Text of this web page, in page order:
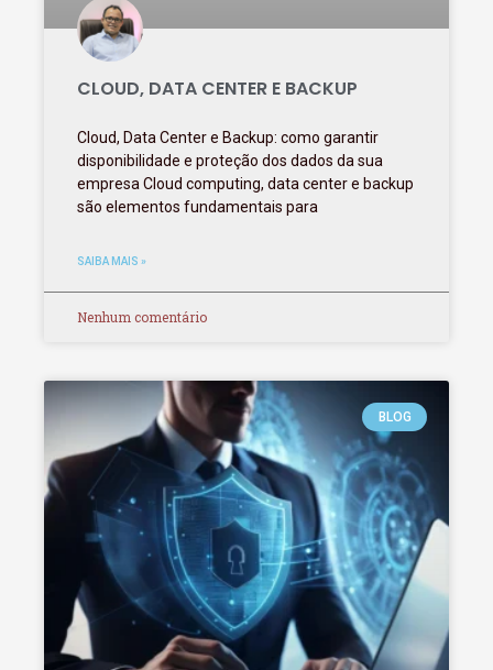
CLOUD, DATA CENTER E BACKUP
Cloud, Data Center e Backup: como garantir
disponibilidade e proteção dos dados da sua
empresa Cloud computing, data center e backup
são elementos fundamentais para
SAIBA MAIS »
Nenhum comentário
BLOG